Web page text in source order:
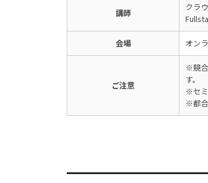
講師
クラ
会場 オン
ご注意
※競
す。
※セ
※都